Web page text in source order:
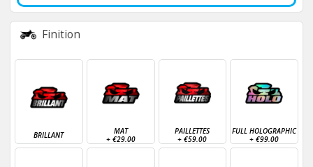
Finition
BRILLANT
MAT
+ €29.00
PAILLETTES
+€59.00
FULL HOLOGRAPHIC
+€99.00